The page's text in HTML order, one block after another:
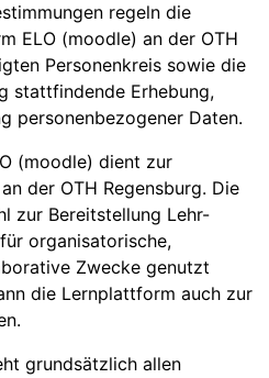
regeln die
ELO (moodle) an der OTH
Personenkreis sowie die
stattfindende Erhebung,
personenbezogener Daten.
(moodle) dient zur
der OTH Regensburg. Die
zur Bereitstellung Lehr-
organisatorische,
Zwecke genutzt
die Lernplattform auch zur
grundsätzlich allen